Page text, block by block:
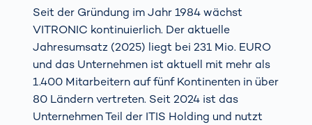
Seit der Gründung im Jahr 1984 wächst
VITRONIC kontinuierlich. Der aktuelle
Jahresumsatz (2025) liegt bei 231 Mio. EURO
und das Unternehmen ist aktuell mit mehr als
1.400 Mitarbeitern auf fünf Kontinenten in über
80 Ländern vertreten. Seit 2024 ist das
Unternehmen Teil der ITIS Holding und nutzt